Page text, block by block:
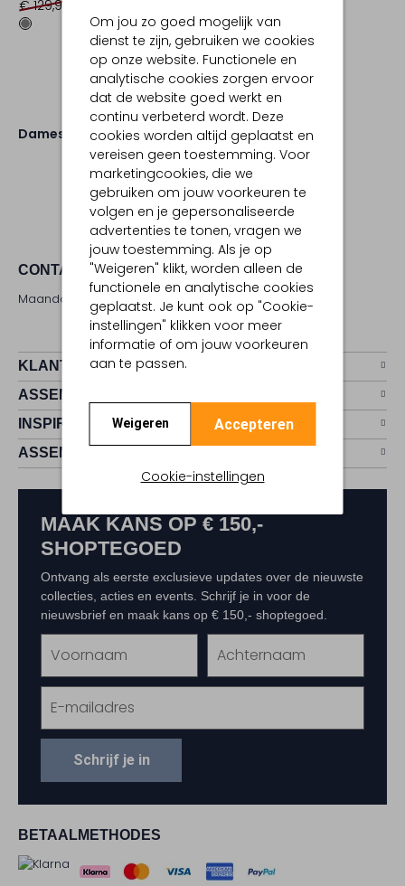
Om jou zo goed mogelijk van
dienst te zijn, gebruiken we cookies
op onze website. Functionele en
analytische cookies zorgen ervoor
dat de website goed werkt en
continu verbeterd wordt. Deze
cookies worden altijd geplaatst en
vereisen geen toestemming. Voor
marketingcookies, die we
gebruiken om jouw voorkeuren te
volgen en je gepersonaliseerde
advertenties te tonen, vragen we
jouw toestemming. Als je op
"Weigeren" klikt, worden alleen de
functionele en analytische cookies
geplaatst. Je kunt ook op "Cookie-
instellingen" klikken voor meer
informatie of om jouw voorkeuren
aan te passen.
Weigeren Accepteren
Cookie-instellingen
€ 129,95
Dames Schoenen Mocassins
CONTACT
Maandag - zaterdag 09:00 - 17:00 uur
KLANTENSERVICE
ASSEMVIP
INSPIRATIE
ASSEM
BETAALMETHODES
MAAK KANS OP € 150,-
SHOPTEGOED
Ontvang als eerste exclusieve updates over de nieuwste
collecties, acties en events. Schrijf je in voor de
nieuwsbrief en maak kans op € 150,- shoptegoed.
Schrijf je in